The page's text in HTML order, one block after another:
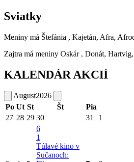
Sviatky
Meniny má Štefánia , Kajetán, Afra,
Zajtra má meniny Oskár , Donát,
KALENDÁR AKCIÍ
August2026
Po Ut St Št Pia
27 28 29 30 31 1
6
1
Túlavé kino v
Sučanoch: